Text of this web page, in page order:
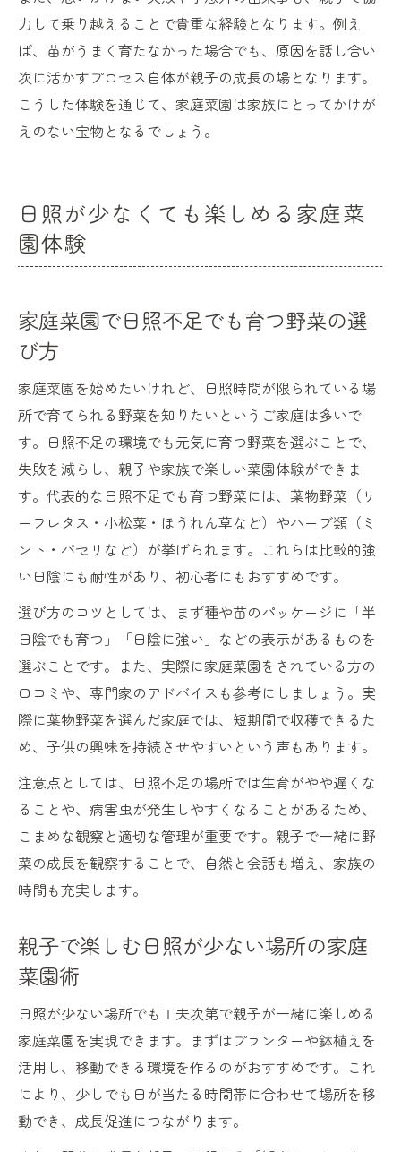
力して乗り越えることで貴重な経験となります。例え
ば、苗がうまく育たなかった場合でも、原因を話し合い
次に活かすプロセス自体が親子の成長の場となります。
こうした体験を通じて、家庭菜園は家族にとってかけが
えのない宝物となるでしょう。
日照が少なくても楽しめる家庭菜
園体験
家庭菜園で日照不足でも育つ野菜の選
び方
家庭菜園を始めたいけれど、日照時間が限られている場
所で育てられる野菜を知りたいというご家庭は多いで
す。日照不足の環境でも元気に育つ野菜を選ぶことで、
失敗を減らし、親子や家族で楽しい菜園体験ができま
す。代表的な日照不足でも育つ野菜には、葉物野菜（リ
ーフレタス・小松菜・ほうれん草など）やハーブ類（ミ
ント・パセリなど）が挙げられます。これらは比較的強
い日陰にも耐性があり、初心者にもおすすめです。
選び方のコツとしては、まず種や苗のパッケージに「半
日陰でも育つ」「日陰に強い」などの表示があるものを
選ぶことです。また、実際に家庭菜園をされている方の
口コミや、専門家のアドバイスも参考にしましょう。実
際に葉物野菜を選んだ家庭では、短期間で収穫できるた
め、子供の興味を持続させやすいという声もあります。
注意点としては、日照不足の場所では生育がやや遅くな
ることや、病害虫が発生しやすくなることがあるため、
こまめな観察と適切な管理が重要です。親子で一緒に野
菜の成長を観察することで、自然と会話も増え、家族の
時間も充実します。
親子で楽しむ日照が少ない場所の家庭
菜園術
日照が少ない場所でも工夫次第で親子が一緒に楽しめる
家庭菜園を実現できます。まずはプランターや鉢植えを
活用し、移動できる環境を作るのがおすすめです。これ
により、少しでも日が当たる時間帯に合わせて場所を移
動でき、成長促進につながります。